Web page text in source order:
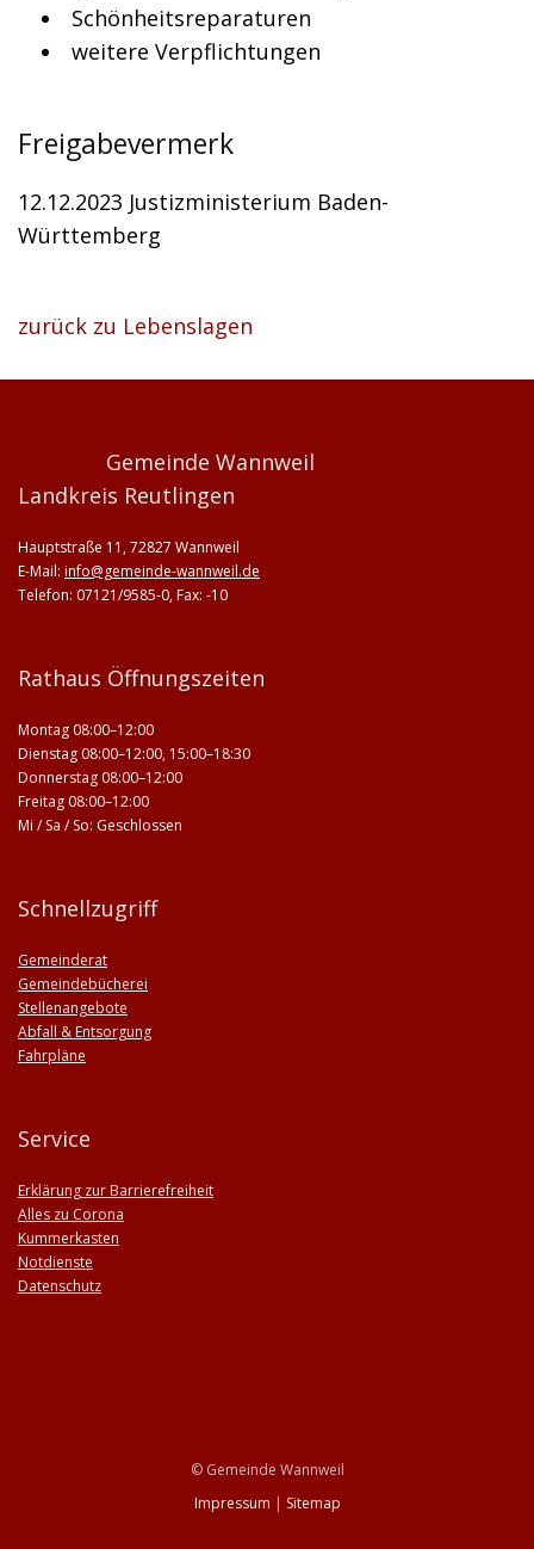
Schönheitsreparaturen
weitere Verpflichtungen
Freigabevermerk
12.12.2023 Justizministerium Baden-
Württemberg
zurück zu Lebenslagen
Gemeinde Wannweil
Landkreis Reutlingen
Hauptstraße 11, 72827 Wannweil
E-Mail: info@gemeinde-wannweil.de
Telefon: 07121/9585-0, Fax: -10
Rathaus Öffnungszeiten
Montag 08:00–12:00
Dienstag 08:00–12:00, 15:00–18:30
Donnerstag 08:00–12:00
Freitag 08:00–12:00
Mi / Sa / So: Geschlossen
Schnellzugriff
Gemeinderat
Gemeindebücherei
Stellenangebote
Abfall & Entsorgung
Fahrpläne
Service
Erklärung zur Barrierefreiheit
Alles zu Corona
Kummerkasten
Notdienste
Datenschutz
© Gemeinde Wannweil
Impressum | Sitemap